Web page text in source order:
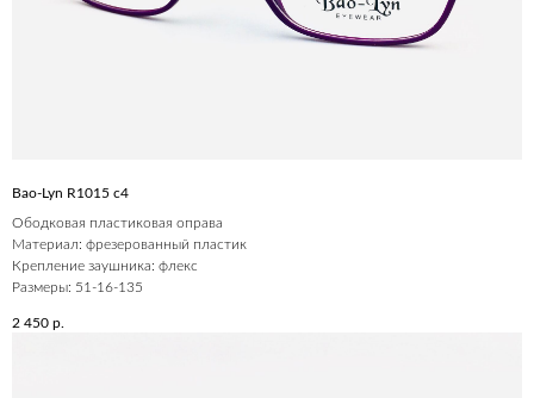
Bao-Lyn R1015 c4
Ободковая пластиковая оправа
Материал: фрезерованный пластик
Крепление заушника: флекс
Размеры: 51-16-135
2 450 р.